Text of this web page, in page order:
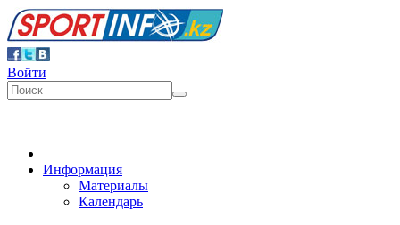
Войти
Информация
Материалы
Календарь